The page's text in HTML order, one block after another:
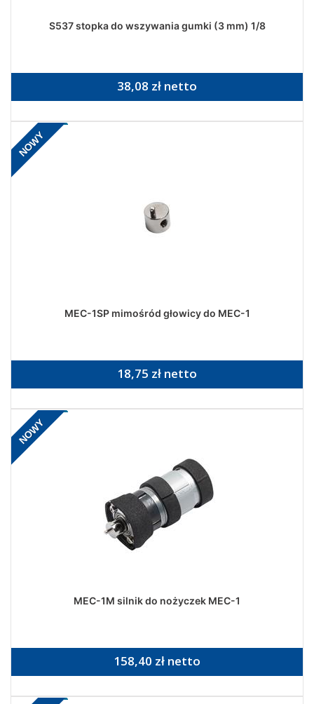
S537 stopka do wszywania gumki (3 mm) 1/8
38,08 zł netto
NOWY
MEC-1SP mimośród głowicy do MEC-1
18,75 zł netto
NOWY
MEC-1M silnik do nożyczek MEC-1
158,40 zł netto